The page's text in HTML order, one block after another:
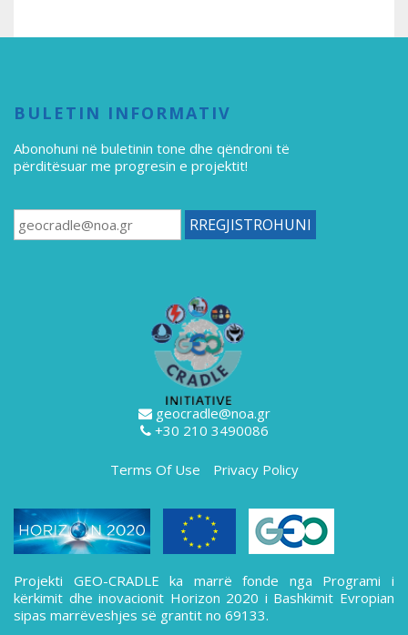
BULETIN INFORMATIV
Abonohuni në buletinin tone dhe qëndroni të
përditësuar me progresin e projektit!
geocradle@noa.gr
+30 210 3490086
Terms Of Use Privacy Policy
Projekti GEO-CRADLE ka marrë fonde nga Programi i
kërkimit dhe inovacionit Horizon 2020 i Bashkimit Evropian
sipas marrëveshjes së grantit no 69133.